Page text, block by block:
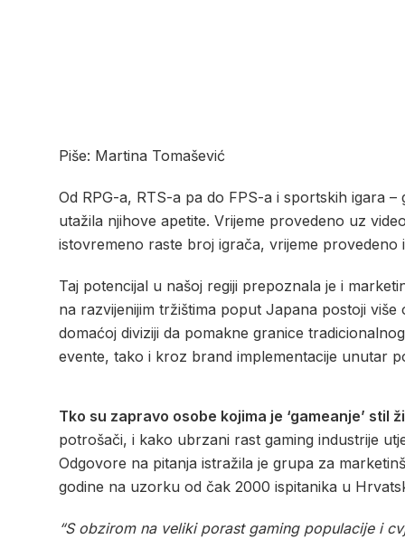
Piše: Martina Tomašević
Od RPG-a, RTS-a pa do FPS-a i sportskih igara
utažila njihove apetite. Vrijeme provedeno uz
istovremeno raste broj igrača, vrijeme provedeno
Taj potencijal u našoj regiji prepoznala je i
na razvijenijim tržištima poput Japana postoji
domaćoj diviziji da pomakne granice
evente, tako i kroz brand implementacije unutar
Tko su zapravo osobe kojima je ‘gameanje’ stil
potrošači, i kako ubrzani rast gaming industrije
Odgovore na pitanja istražila je grupa za
godine na uzorku od čak 2000 ispitanika u
“S obzirom na veliki porast gaming populacije i